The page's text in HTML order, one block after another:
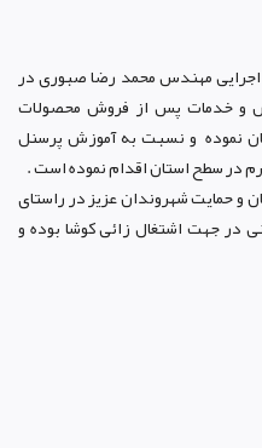
مهندس محمد رضا صبوری در
فروش و خدمات پس از فروش محصولات
نموده و نسبت به آموزش پرسنل
در سطح استان اقدام نموده است .
و حمایت شهروندان عزیز در راستای
در جهت اشتغال زائی کوشا بوده و